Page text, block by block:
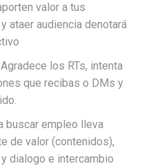
valor a tus
ataer audiencia denotará
los RTs, intenta
que recibas o DMs y
buscar empleo lleva
de valor (contenidos),
dialogo e intercambio